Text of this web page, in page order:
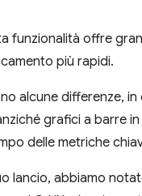
funzionalità offre
più rapidi.
alcune differenze,
grafici a barre
delle metriche
lancio, abbiamo